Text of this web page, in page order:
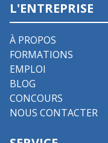
L'ENTREPRISE
À PROPOS
FORMATIONS
EMPLOI
BLOG
CONCOURS
NOUS CONTACTER